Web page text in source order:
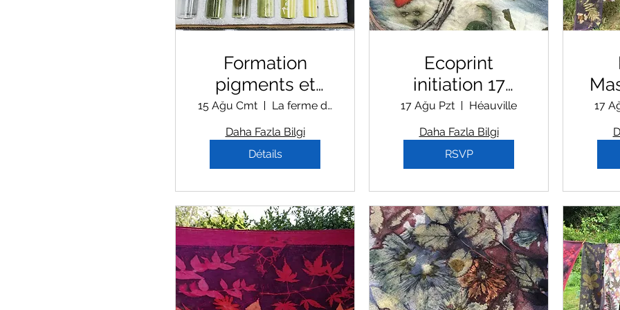
Formation
pigments et
encres
naturelles
intensif
'couleurs
vivantes' 15/16
Aout
15 Ağu Cmt
La ferme des 1000 couleurs
Daha Fazla Bilgi
Détails
Ecoprint
initiation 17
Aout
17 Ağu Pzt
Héauville
Daha Fazla Bilgi
RSVP
17